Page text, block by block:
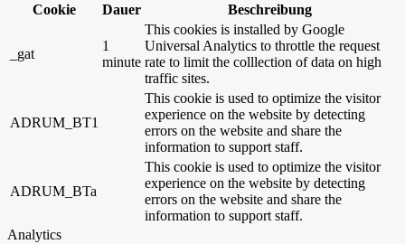
Cookie
Dauer Beschreibung
_gat
1
minute
This cookies is installed by Google
Universal Analytics to throttle the request
rate to limit the colllection of data on high
traffic sites.
ADRUM_BT1
This cookie is used to optimize the visitor
experience on the website by detecting
errors on the website and share the
information to support staff.
ADRUM_BTa
This cookie is used to optimize the visitor
experience on the website by detecting
errors on the website and share the
information to support staff.
Analytics